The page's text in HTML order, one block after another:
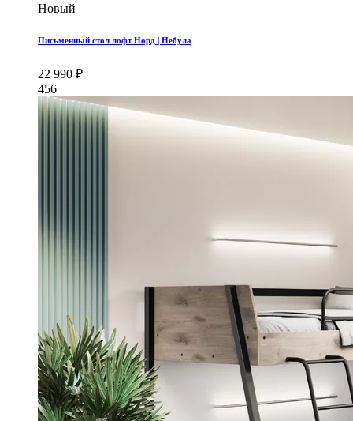
Новый
Письменный стол лофт Норд | Небула
22 990 ₽
456